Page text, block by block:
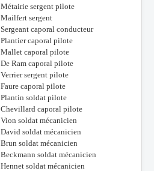
Métairie sergent pilote
Mailfert sergent
Sergeant caporal conducteur
Plantier caporal pilote
Mallet caporal pilote
De Ram caporal pilote
Verrier sergent pilote
Faure caporal pilote
Plantin soldat pilote
Chevillard caporal pilote
Vion soldat mécanicien
David soldat mécanicien
Brun soldat mécanicien
Beckmann soldat mécanicien
Hennet soldat mécanicien